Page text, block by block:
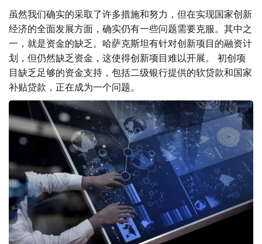
虽然我们确实的采取了许多措施和努力，但在实现国家创新
经济的全面发展方面，确实仍有一些问题需要克服。其中之
一，就是资金的缺乏。哈萨克斯坦有针对创新项目的融资计
划，但仍然缺乏资金，这使得创新项目难以开展。 初创项
目缺乏足够的资金支持，包括二级银行提供的软贷款和国家
补贴贷款，正在成为一个问题。